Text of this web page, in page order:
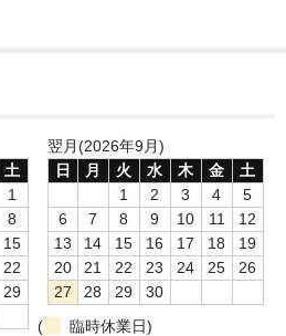
土
1
8
15
22
29
翌月(2026年9月)
日
月 火 水 木 金
土
1
2 3 4
5
6
7 8 9 10 11
12
13
14 15 16 17 18
19
20
21 22 23 24 25
26
27
28 29
30
(
臨時休業日)